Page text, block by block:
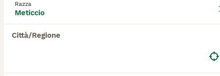
Razza
Meticcio
Città/Regione